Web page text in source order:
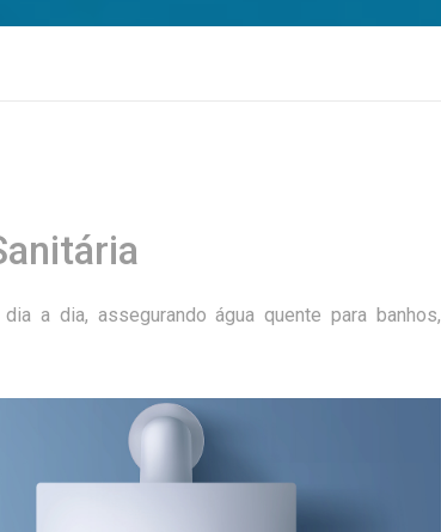
a dia, assegurando água quente para banhos,